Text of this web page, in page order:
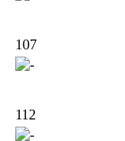
107
112